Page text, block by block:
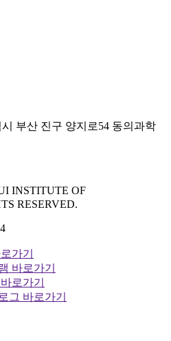
부산 진구 양지로54 동의과학
INSTITUTE OF
RESERVED.
가기
바로가기
로가기
그 바로가기